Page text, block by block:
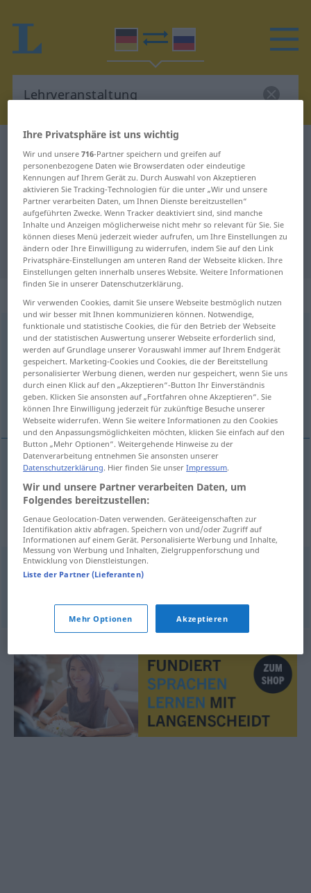
Deutsch-Russisch Übersetzung für
"Lehrveranstaltung"
"Lehrveranstaltung" Russisch
Übersetzung
„Lehrveranstaltung“ : feminin
Lehrveranstaltungf
Übersicht aller Übersetzungen
(Für mehr Details die Übersetzung anklicken/antippen)
учебное занятие
Lehrveranstaltung
Synonyme für "Lehrveranstaltung"
Vorlesung
© OpenThesaurus.de
Ihre Privatsphäre ist uns wichtig
Wir und unsere716-Partner speichern und greifen auf
personenbezogene Daten wie Browserdaten oder eindeutige
Kennungen auf Ihrem Gerät zu. Durch Auswahl von Akzeptieren
aktivieren Sie Tracking-Technologien für die unter „Wir und unsere
Partner verarbeiten Daten, um Ihnen Dienste bereitzustellen“
aufgeführten Zwecke. Wenn Tracker deaktiviert sind, sind manche
Inhalte und Anzeigen möglicherweise nicht mehr so relevant für Sie. Sie
können dieses Menü jederzeit wieder aufrufen, um Ihre Einstellungen zu
ändern oder Ihre Einwilligung zu widerrufen, indem Sie auf den Link
Privatsphäre-Einstellungen am unteren Rand der Webseite klicken. Ihre
Einstellungen gelten innerhalb unseres Website. Weitere Informationen
finden Sie in unserer Datenschutzerklärung.
Wir verwenden Cookies, damit Sie unsere Webseite bestmöglich nutzen
und wir besser mit Ihnen kommunizieren können. Notwendige,
funktionale und statistische Cookies, die für den Betrieb der Webseite
und der statistischen Auswertung unserer Webseite erforderlich sind,
werden auf Grundlage unserer Vorauswahl immer auf Ihrem Endgerät
gespeichert. Marketing-Cookies und Cookies, die der Bereitstellung
personalisierter Werbung dienen, werden nur gespeichert, wenn Sie uns
durch einen Klick auf den „Akzeptieren“-Button Ihr Einverständnis
geben. Klicken Sie ansonsten auf „Fortfahren ohne Akzeptieren“. Sie
können Ihre Einwilligung jederzeit für zukünftige Besuche unserer
Webseite widerrufen. Wenn Sie weitere Informationen zu den Cookies
und den Anpassungsmöglichkeiten möchten, klicken Sie einfach auf den
Button „Mehr Optionen“. Weitergehende Hinweise zu der
Datenverarbeitung entnehmen Sie ansonsten unserer
Datenschutzerklärung. Hier finden Sie unserImpressum.
Wir und unsere Partner verarbeiten Daten, um
Folgendes bereitzustellen:
Genaue Geolocation-Daten verwenden. Geräteeigenschaften zur
Identifikation aktiv abfragen. Speichern von und/oder Zugriff auf
Informationen auf einem Gerät. Personalisierte Werbung und Inhalte,
Messung von Werbung und Inhalten, Zielgruppenforschung und
Entwicklung von Dienstleistungen.
Liste der Partner (Lieferanten)
Mehr Optionen Akzeptieren